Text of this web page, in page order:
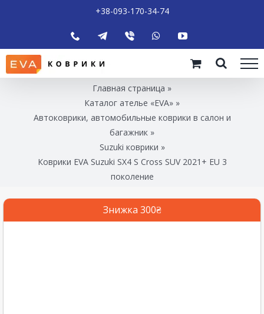
+38-093-170-34-74
Главная страница »
Каталог ателье «EVA» »
Автоковрики, автомобильные коврики в салон и
багажник »
Suzuki коврики »
Коврики EVA Suzuki SX4 S Cross SUV 2021+ EU 3
поколение
Знижка 300₴